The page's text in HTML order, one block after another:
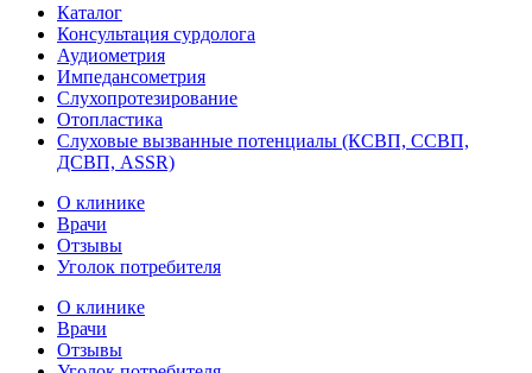
Каталог
Консультация сурдолога
Аудиометрия
Импедансометрия
Слухопротезирование
Отопластика
Слуховые вызванные потенциалы (КСВП, ССВП,
ДСВП, ASSR)
О клинике
Врачи
Отзывы
Уголок потребителя
О клинике
Врачи
Отзывы